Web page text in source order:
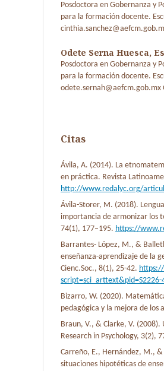
Posdoctora en Gobernanza y
para la formación docente.
Odete Serna Huesca,
Posdoctora en Gobernanza y
para la formación docente.
odete.sernah@aefcm.gob.mx
Citas
Ávila, A. (2014). La
en práctica. Revista
http://www.redalyc.org/
Ávila-Storer, M. (2018).
importancia de armonizar los
74(1), 177–195. https://
Barrantes- López, M., &
enseñanza-aprendizaje de la
Cienc.Soc., 8(1), 25-42.
Bizarro, W. (2020).
pedagógica y la mejora de los
Braun, V., & Clarke, V.
Research in Psychology, 3(2),
Carreño, E., Hernández, M.,
situaciones hipotéticas de